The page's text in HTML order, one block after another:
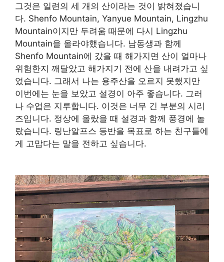
그것은 일련의 세 개의 산이라는 것이 밝혀졌습니
다. Shenfo Mountain, Yanyue Mountain, Lingzhu
Mountain이지만 두려움 때문에 다시 Lingzhu
Mountain을 올라야했습니다. 남동생과 함께
Shenfo Mountain에 갔을 때 해가지면 산이 얼마나
위험한지 깨달았고 해가지기 전에 산을 내려가고 싶
었습니다. 그래서 나는 용주산을 오르지 못했지만
이번에는 눈을 보았고 설경이 아주 좋습니다. 그러
나 수업은 지루합니다. 이것은 너무 긴 부분의 시리
즈입니다. 정상에 올랐을 때 설경과 함께 풍경에 놀
랐습니다. 링난알프스 등반을 목표로 하는 친구들에
게 고맙다는 말을 전하고 싶습니다.